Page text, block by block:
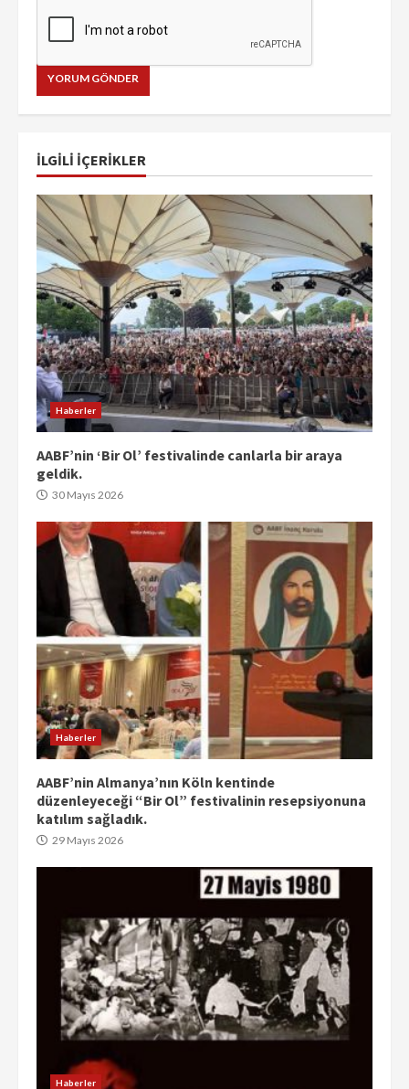
İLGILI IÇERIKLER
Haberler
AABF’nin ‘Bir Ol’ festivalinde canlarla bir araya
geldik.
30 Mayıs 2026
Haberler
AABF’nin Almanya’nın Köln kentinde
düzenleyeceği “Bir Ol” festivalinin resepsiyonuna
katılım sağladık.
29 Mayıs 2026
Haberler